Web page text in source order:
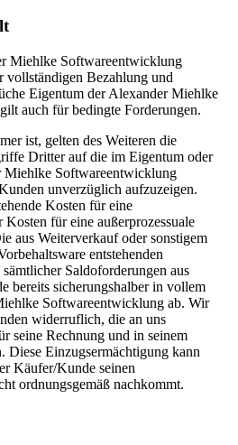
Miehlke Softwareentwicklung
vollständigen Bezahlung und
Eigentum der Alexander Miehlke
auch für bedingte Forderungen.
ist, gelten des Weiteren die
Dritter auf die im Eigentum oder
Softwareentwicklung
unverzüglich aufzuzeigen.
Kosten für eine
für eine außerprozessuale
aus Weiterverkauf oder sonstigem
entstehenden
Saldoforderungen aus
bereits sicherungshalber in vollem
Softwareentwicklung ab. Wir
widerruflich, die an uns
seine Rechnung und in seinem
Diese Einzugsermächtigung kann
Käufer/Kunde seinen
ordnungsgemäß nachkommt.